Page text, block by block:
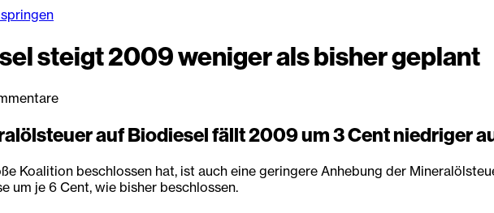
springen
steigt 2009 weniger als bisher geplant
auf Biodiesel fällt 2009 um 3 Cent niedriger
Koalition beschlossen hat, ist auch eine geringere Anhebung der
um je 6 Cent, wie bisher beschlossen.